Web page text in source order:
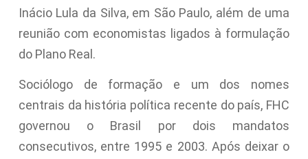
Inácio Lula da Silva, em São Paulo, além de uma
reunião com economistas ligados à formulação
do Plano Real.
Sociólogo de formação e um dos nomes
centrais da história política recente do país, FHC
governou o Brasil por dois mandatos
consecutivos, entre 1995 e 2003. Após deixar o